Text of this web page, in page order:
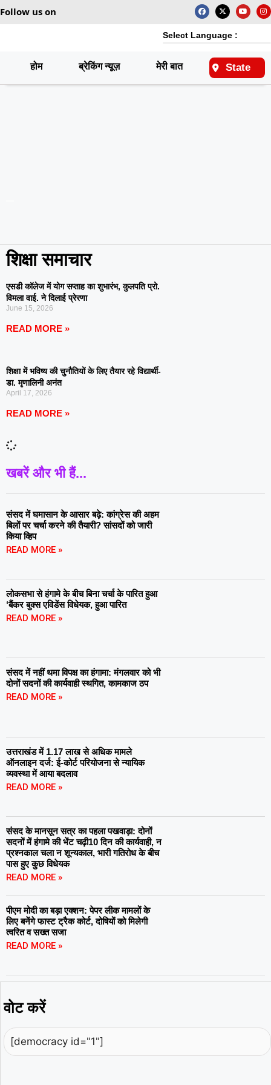
Follow us on
Select Language :
होम ब्रेकिंग न्यूज़ मेरी बात राष्ट्रीय
State
शिक्षा समाचार
एसडी कॉलेज में योग सप्ताह का शुभारंभ, कुलपति प्रो.
विमला वाई. ने दिलाई प्रेरणा
June 15, 2026
READ MORE »
शिक्षा में भविष्य की चुनौतियों के लिए तैयार रहे विद्यार्थी-
डा. मृणालिनी अनंत
April 17, 2026
READ MORE »
खबरें और भी हैं...
संसद में घमासान के आसार बढ़े: कांग्रेस की अहम
बिलों पर चर्चा करने की तैयारी? सांसदों को जारी
किया व्हिप
READ MORE »
लोकसभा से हंगामे के बीच बिना चर्चा के पारित हुआ
‘बैंकर बुक्स एविडेंस विधेयक, हुआ पारित
READ MORE »
संसद में नहीं थमा विपक्ष का हंगामा: मंगलवार को भी
दोनों सदनों की कार्यवाही स्थगित, कामकाज ठप
READ MORE »
उत्तराखंड में 1.17 लाख से अधिक मामले
ऑनलाइन दर्ज: ई-कोर्ट परियोजना से न्यायिक
व्यवस्था में आया बदलाव
READ MORE »
संसद के मानसून सत्र का पहला पखवाड़ा: दोनों
सदनों में हंगामे की भेंट चढ़ी10 दिन की कार्यवाही, न
प्रश्नकाल चला न शून्यकाल, भारी गतिरोध के बीच
पास हुए कुछ विधेयक
READ MORE »
पीएम मोदी का बड़ा एक्शन: पेपर लीक मामलों के
लिए बनेंगे फास्ट ट्रैक कोर्ट, दोषियों को मिलेगी
त्वरित व सख्त सजा
READ MORE »
वोट करें
[democracy id="1"]